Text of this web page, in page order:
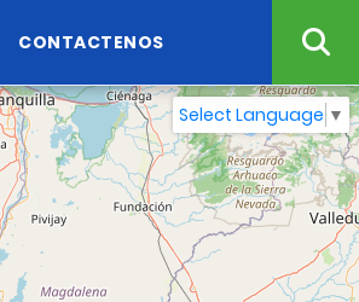
CONTACTENOS
Select Language ▼